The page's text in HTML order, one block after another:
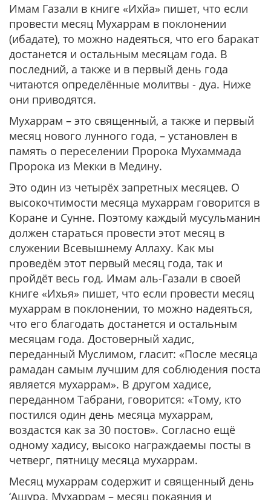
Имам Газали в книге «Ихйа» пишет, что если
провести месяц Мухаррам в поклонении
(ибадате), то можно надеяться, что его баракат
достанется и остальным месяцам года. В
последний, а также и в первый день года
читаются определённые молитвы - дуа. Ниже
они приводятся.
Мухаррам – это священный, а также и первый
месяц нового лунного года, – установлен в
память о переселении Пророка Мухаммада
Пророка из Мекки в Медину.
Это один из четырёх запретных месяцев. О
высокочтимости месяца мухаррам говорится в
Коране и Сунне. Поэтому каждый мусульманин
должен стараться провести этот месяц в
служении Всевышнему Аллаху. Как мы
проведём этот первый месяц года, так и
пройдёт весь год. Имам аль-Газали в своей
книге «Ихья» пишет, что если провести месяц
мухаррам в поклонении, то можно надеяться,
что его благодать достанется и остальным
месяцам года. Достоверный хадис,
переданный Муслимом, гласит: «После месяца
рамадан самым лучшим для соблюдения поста
является мухаррам». В другом хадисе,
переданном Табрани, говорится: «Тому, кто
постился один день месяца мухаррам,
воздастся как за 30 постов». Согласно ещё
одному хадису, высоко награждаемы посты в
четверг, пятницу месяца мухаррам.
Месяц мухаррам содержит и священный день
‘Ашура. Мухаррам – месяц покаяния и